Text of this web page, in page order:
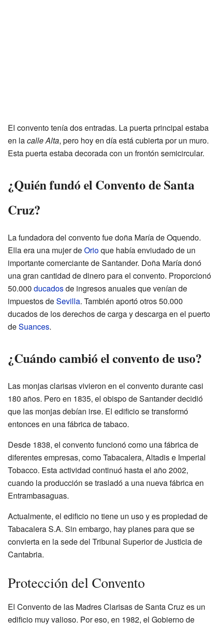
El convento tenía dos entradas. La puerta principal estaba
en lacalle Alta, pero hoy en día está cubierta por un muro.
Esta puerta estaba decorada con un frontón semicircular.
¿Quién fundó el Convento de Santa
Cruz?
La fundadora del convento fue doña María de Oquendo.
Ella era una mujer deOrioque había enviudado de un
importante comerciante de Santander. Doña María donó
una gran cantidad de dinero para el convento. Proporcionó
50.000 ducadosde ingresos anuales que venían de
impuestos deSevilla. También aportó otros 50.000
ducados de los derechos de carga y descarga en el puerto
deSuances.
¿Cuándo cambió el convento de uso?
Las monjas clarisas vivieron en el convento durante casi
180 años. Pero en 1835, el obispo de Santander decidió
que las monjas debían irse. El edificio se transformó
entonces en una fábrica de tabaco.
Desde 1838, el convento funcionó como una fábrica de
diferentes empresas, como Tabacalera, Altadis e Imperial
Tobacco. Esta actividad continuó hasta el año 2002,
cuando la producción se trasladó a una nueva fábrica en
Entrambasaguas.
Actualmente, el edificio no tiene un uso y es propiedad de
Tabacalera S.A. Sin embargo, hay planes para que se
convierta en la sede del Tribunal Superior de Justicia de
Cantabria.
Protección del Convento
El Convento de las Madres Clarisas de Santa Cruz es un
edificio muy valioso. Por eso, en 1982, el Gobierno de